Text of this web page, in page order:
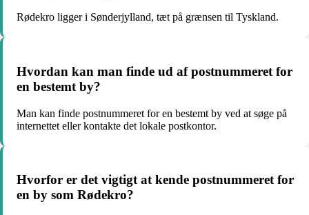
Rødekro ligger i Sønderjylland, tæt på grænsen til Tyskland.
Hvordan kan man finde ud af postnummeret for
en bestemt by?
Man kan finde postnummeret for en bestemt by ved at søge på
internettet eller kontakte det lokale postkontor.
Hvorfor er det vigtigt at kende postnummeret for
en by som Rødekro?